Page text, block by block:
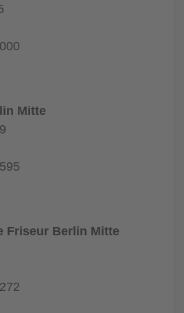
Mitte
Friseur Berlin Mitte